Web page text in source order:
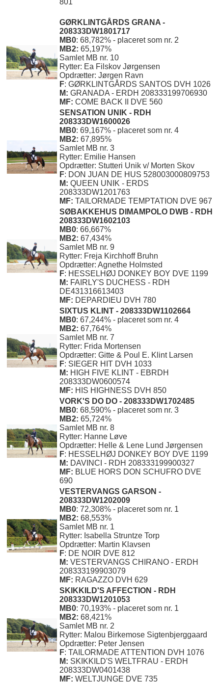
801
GØRKLINTGÅRDS GRANA -
208333DW1801717
MB0: 68,782% - placeret som nr. 2
MB2: 65,197%
Samlet MB nr. 10
Rytter: Ea Filskov Jørgensen
Opdrætter: Jørgen Ravn
F: GØRKLINTGÅRDS SANTOS DVH 1026
M: GRANADA - ERDH 208333199706930
MF: COME BACK II DVE 560
SENSATION UNIK - RDH
208333DW1600026
MB0: 69,167% - placeret som nr. 4
MB2: 67,895%
Samlet MB nr. 3
Rytter: Emilie Hansen
Opdrætter: Stutteri Unik v/ Morten Skov
F: DON JUAN DE HUS 528003000809753
M: QUEEN UNIK - ERDS
208333DW1201763
MF: TAILORMADE TEMPTATION DVE 967
SØBAKKEHUS DIMAMPOLO DWB - RDH
208333DW1602103
MB0: 66,667%
MB2: 67,434%
Samlet MB nr. 9
Rytter: Freja Kirchhoff Bruhn
Opdrætter: Agnethe Holmsted
F: HESSELHØJ DONKEY BOY DVE 1199
M: FAIRLY'S DUCHESS - RDH
DE431316613403
MF: DEPARDIEU DVH 780
SIXTUS KLINT - 208333DW1102664
MB0: 67,244% - placeret som nr. 4
MB2: 67,764%
Samlet MB nr. 7
Rytter: Frida Mortensen
Opdrætter: Gitte & Poul E. Klint Larsen
F: SIEGER HIT DVH 1033
M: HIGH FIVE KLINT - EBRDH
208333DW0600574
MF: HIS HIGHNESS DVH 850
VORK'S DO DO - 208333DW1702485
MB0: 68,590% - placeret som nr. 3
MB2: 65,724%
Samlet MB nr. 8
Rytter: Hanne Løve
Opdrætter: Helle & Lene Lund Jørgensen
F: HESSELHØJ DONKEY BOY DVE 1199
M: DAVINCI - RDH 208333199900327
MF: BLUE HORS DON SCHUFRO DVE
690
VESTERVANGS GARSON -
208333DW1202009
MB0: 72,308% - placeret som nr. 1
MB2: 68,553%
Samlet MB nr. 1
Rytter: Isabella Struntze Torp
Opdrætter: Martin Klavsen
F: DE NOIR DVE 812
M: VESTERVANGS CHIRANO - ERDH
208333199903079
MF: RAGAZZO DVH 629
SKIKKILD'S AFFECTION - RDH
208333DW1201053
MB0: 70,193% - placeret som nr. 1
MB2: 68,421%
Samlet MB nr. 2
Rytter: Malou Birkemose Sigtenbjerggaard
Opdrætter: Peter Jensen
F: TAILORMADE ATTENTION DVH 1076
M: SKIKKILD'S WELTFRAU - ERDH
208333DW0401438
MF: WELTJUNGE DVE 735